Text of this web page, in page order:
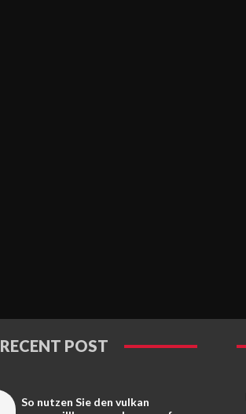
RECENT POST
So nutzen Sie den vulkan